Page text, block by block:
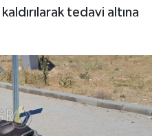
tedavi altına